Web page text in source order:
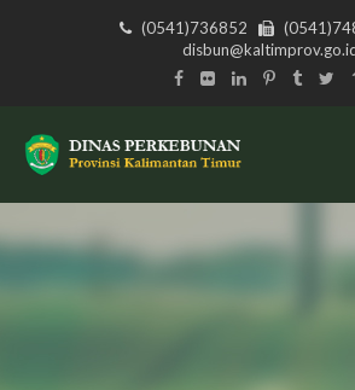
(0541)736852